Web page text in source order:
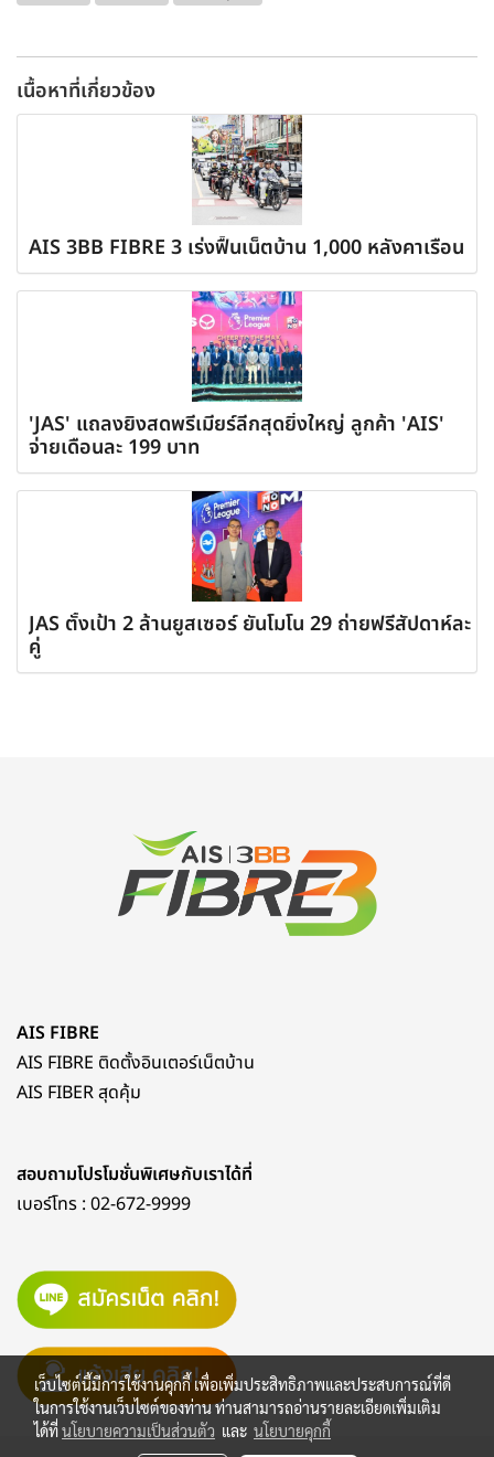
เนื้อหาที่เกี่ยวข้อง
AIS 3BB FIBRE 3 เร่งฟื้นเน็ตบ้าน 1,000 หลังคาเรือน
'JAS' แถลงยิงสดพรีเมียร์ลีกสุดยิ่งใหญ่ ลูกค้า 'AIS'
จ่ายเดือนละ 199 บาท
JAS ตั้งเป้า 2 ล้านยูสเซอร์ ยันโมโน 29 ถ่ายฟรีสัปดาห์ละ
คู่
AIS FIBRE
AIS FIBRE ติดตั้งอินเตอร์เน็ตบ้าน
AIS FIBER สุดคุ้ม
สอบถามโปรโมชั่นพิเศษกับเราได้ที่
เบอร์โทร : 02-672-9999
เว็บไซต์นี้มีการใช้งานคุกกี้ เพื่อเพิ่มประสิทธิภาพและประสบการณ์ที่ดี
ในการใช้งานเว็บไซต์ของท่าน ท่านสามารถอ่านรายละเอียดเพิ่มเติม
ได้ที่นโยบายความเป็นส่วนตัว และ นโยบายคุกกี้